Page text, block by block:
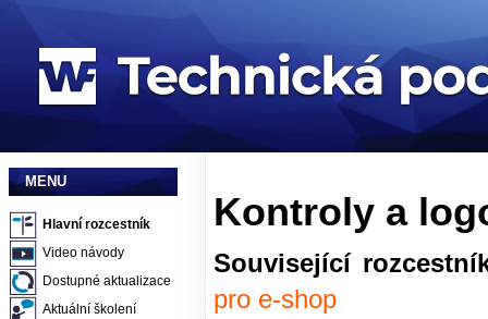
MENU
Hlavní rozcestník
Video návody
Dostupné aktualizace
Aktuální školení
Kontroly a
Související
pro e-shop